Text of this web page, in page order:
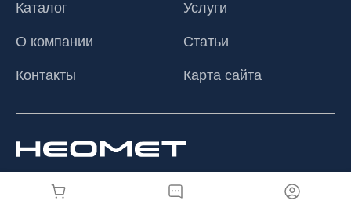
Каталог
Услуги
О компании
Статьи
Контакты
Карта сайта
© 2026 ООО «Неомет», Все права защищены